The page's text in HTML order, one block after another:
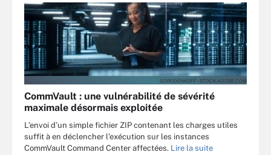
GORODENKOFF - STOCK.ADOBE.COM
CommVault : une vulnérabilité de sévérité
maximale désormais exploitée
L’envoi d’un simple fichier ZIP contenant les charges utiles
suffit à en déclencher l’exécution sur les instances
CommVault Command Center affectées. Lire la suite